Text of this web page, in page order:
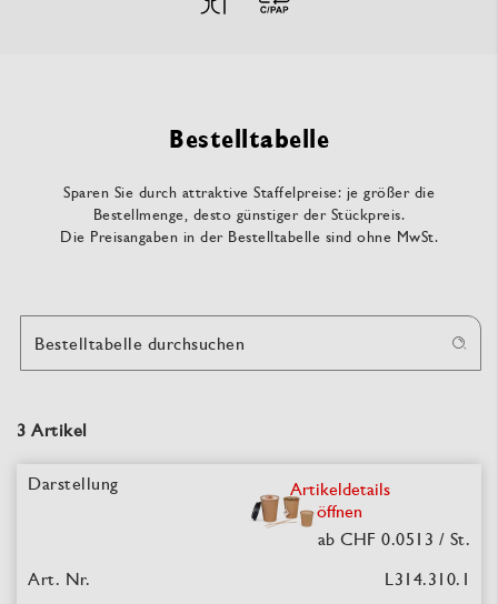
Bestelltabelle
Sparen Sie durch attraktive Staffelpreise: je größer die
Bestellmenge, desto günstiger der Stückpreis.
Die Preisangaben in der Bestelltabelle sind ohne MwSt.
3 Artikel
Bestelltabelle durchsuchen
Artikeldetails
öffnen
ab CHF 0.0513 / St.
L314.310.1